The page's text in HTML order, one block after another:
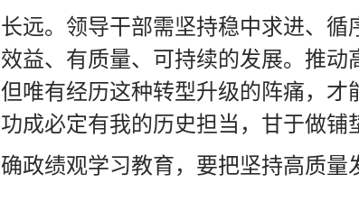
远。领导干部需坚持稳中求进、
益、有质量、可持续的发展。推
唯有经历这种转型升级的阵痛，
成必定有我的历史担当，甘于做铺
政绩观学习教育，要把坚持高质